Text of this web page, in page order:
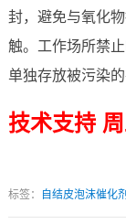
封，避免与氧化
触。工作场所禁
单独存放被污染
技术支持 周
标签： 自结皮泡沫催化剂